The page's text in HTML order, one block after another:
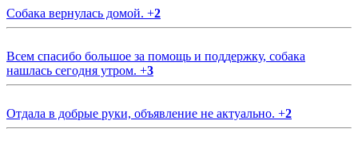
Собака вернулась домой. +2
Всем спасибо большое за помощь и поддержку, собака
нашлась сегодня утром. +3
Отдала в добрые руки, объявление не актуально. +2